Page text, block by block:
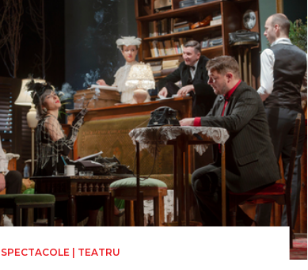
SPECTACOLE | TEATRU